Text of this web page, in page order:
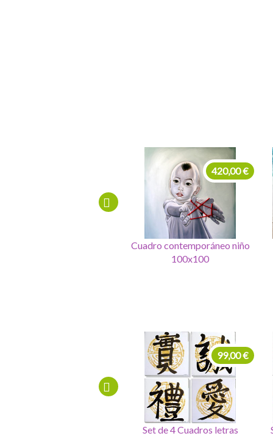
Cuadro contemporáneo niño
100x100
420,00 €
Set de 4 Cuadros letras
99,00 €